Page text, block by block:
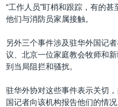
关注西藏
关注新疆
GEN Z 看美国
“工作人员”盯梢和跟踪，有的
他们与消防员家属接触。
另外三个事件涉及驻华外国记
议、北京一位家庭教会牧师和
到当局阻拦和骚扰。
驻华外协对这些事件表示关切
国记者向该机构报告他们的情况